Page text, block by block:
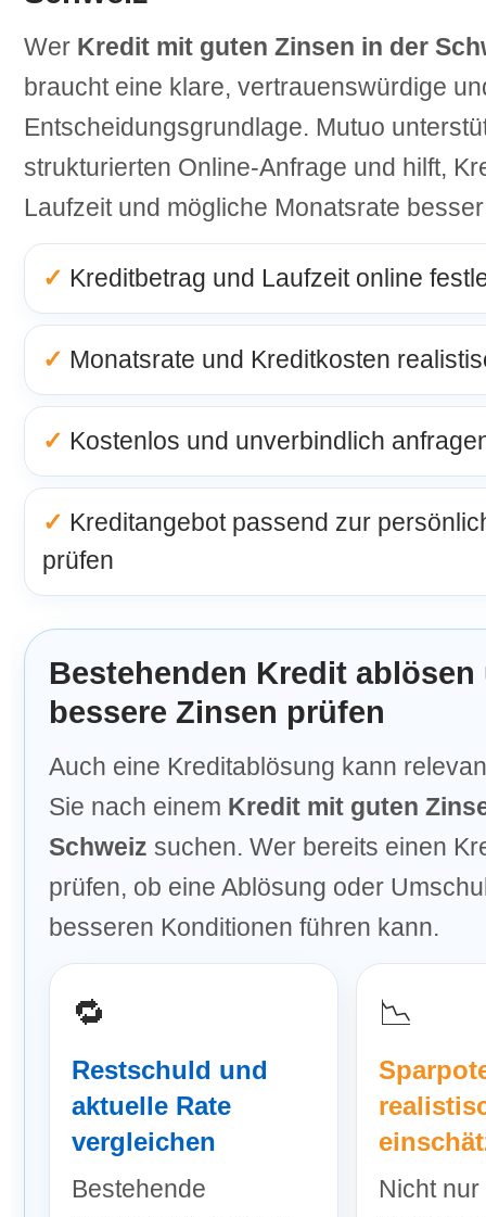
Wer Kredit mit guten Zinsen in der
braucht eine klare, vertrauenswürdige
Entscheidungsgrundlage. Mutuo
strukturierten Online-Anfrage und hilft,
Laufzeit und mögliche Monatsrate
✓ Kreditbetrag und Laufzeit online
✓ Monatsrate und Kreditkosten
✓ Kostenlos und unverbindlich
✓ Kreditangebot passend zur
prüfen
Bestehenden Kredit ablösen
bessere Zinsen prüfen
Auch eine Kreditablösung kann
Sie nach einem Kredit mit guten
Schweiz suchen. Wer bereits einen
prüfen, ob eine Ablösung oder
besseren Konditionen führen kann.
🔁
Restschuld und
aktuelle Rate
vergleichen
Bestehende
📉
Nicht nur